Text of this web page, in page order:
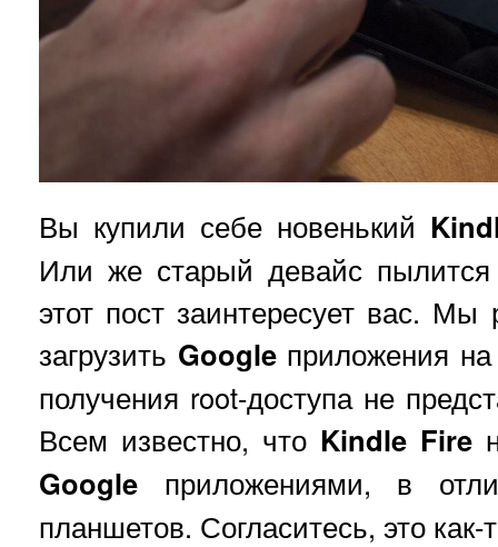
Вы купили себе новенький
Или же старый девайс
этот пост заинтересует вас.
загрузить Googleприложения
получения root-доступа не
Всем известно, что Kindle Fire
Google приложениями, в
планшетов. Согласитесь, это